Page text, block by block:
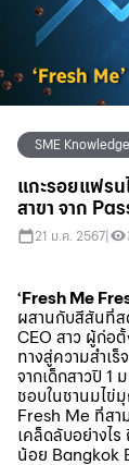
SME Knowledge
แกะรอยแฟรน
สาขา จาก
21 ม.ค. 2567
‘Fresh Me
ผสานกับสีสันที่ส
CEO สาว ผู้ก่อ
ทางสู่ความสำเ
จากเด็กสาวปี 1
ชอบในชานมไข่
Fresh Me ที่สา
เคล็ดลับอย่างไ
น้อย Bangkok